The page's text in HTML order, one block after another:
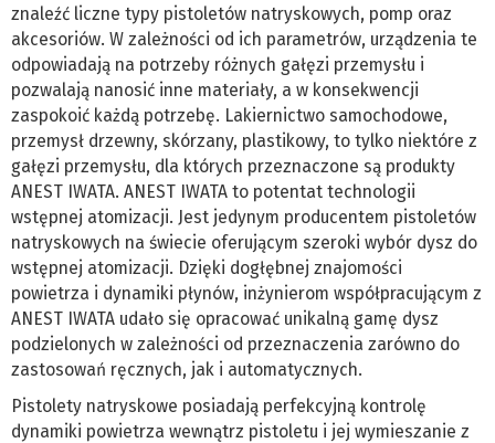
znaleźć liczne typy pistoletów natryskowych, pomp oraz
akcesoriów. W zależności od ich parametrów, urządzenia te
odpowiadają na potrzeby różnych gałęzi przemysłu i
pozwalają nanosić inne materiały, a w konsekwencji
zaspokoić każdą potrzebę. Lakiernictwo samochodowe,
przemysł drzewny, skórzany, plastikowy, to tylko niektóre z
gałęzi przemysłu, dla których przeznaczone są produkty
ANEST IWATA. ANEST IWATA to potentat technologii
wstępnej atomizacji. Jest jedynym producentem pistoletów
natryskowych na świecie oferującym szeroki wybór dysz do
wstępnej atomizacji. Dzięki dogłębnej znajomości
powietrza i dynamiki płynów, inżynierom współpracującym z
ANEST IWATA udało się opracować unikalną gamę dysz
podzielonych w zależności od przeznaczenia zarówno do
zastosowań ręcznych, jak i automatycznych.
Pistolety natryskowe posiadają perfekcyjną kontrolę
dynamiki powietrza wewnątrz pistoletu i jej wymieszanie z